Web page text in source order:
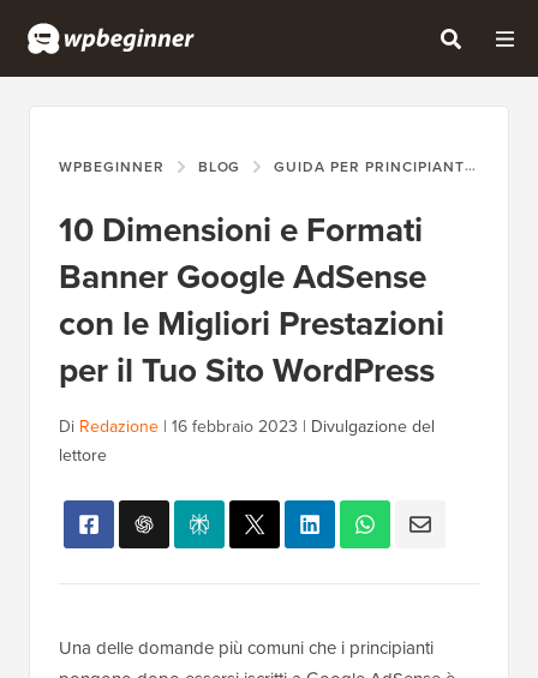
WPBEGINNER BLOG GUIDA PER PRINCIPIANTI
10 Dimensioni e Formati
Banner Google AdSense
con le Migliori Prestazioni
per il Tuo Sito WordPress
Di Redazione | 16 febbraio 2023 | Divulgazione del
lettore
Una delle domande più comuni che i principianti